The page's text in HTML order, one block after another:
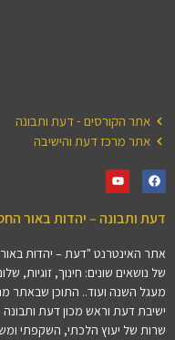
אתר הקורסים - דעת ותבונה
אתר מרכז דעת והישיבה
דעת ותבונה – יהדות באור
אתר האינטרנט "דעת – יהדות
של נושאים שונים: חינוך, זוגיות,
מעגל השנה ועוד.. התוכן שבאתר
ישיבת דעת וראש מכון דעת ותבונה
שרות של יעוץ הלכתי, השקפתי